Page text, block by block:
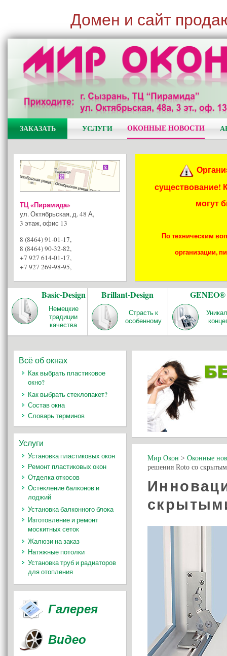
Домен и сайт
ЗАКАЗАТЬ УСЛУГИ ОКОННЫЕ НОВОСТИ
ТЦ «Пирамида»
ул. Октябрьская, д. 48 А,
3 этаж, офис 13
8 (8464) 91-01-17,
8 (8464) 90-32-82,
+7 927 614-01-17,
+7 927 269-98-95,
существование!
могут
По техническим
организации,
Basic-Design
Немецкие
традиции
качества
Brillant-Design
Страсть к
особенному
GENEO®
Мир Окон > Оконные
решения Roto со
Всё об окнах
Как выбрать пластиковое
окно?
Как выбрать стеклопакет?
Состав окна
Словарь терминов
Услуги
Установка пластиковых окон
Ремонт пластиковых окон
Отделка откосов
Остекление балконов и
лоджий
Установка балконного блока
Изготовление и ремонт
москитных сеток
Жалюзи на заказ
Натяжные потолки
Установка труб и радиаторов
для отопления
Галерея
Видео